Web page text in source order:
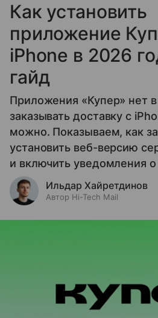
Как установить
приложение
iPhone в 2026
гайд
Приложения «Купер» нет
заказывать доставку с
можно. Показываем, как
установить веб-версию
и включить уведомления о
Ильдар Хайретдинов
Автор Hi-Tech Mail